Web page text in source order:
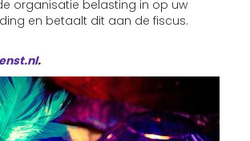
organisatie belasting in op uw
en betaalt dit aan de fiscus.
.